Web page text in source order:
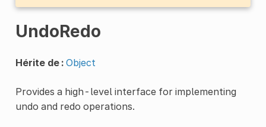
UndoRedo
Hérite de : Object
Provides a high-level interface for implementing
undo and redo operations.